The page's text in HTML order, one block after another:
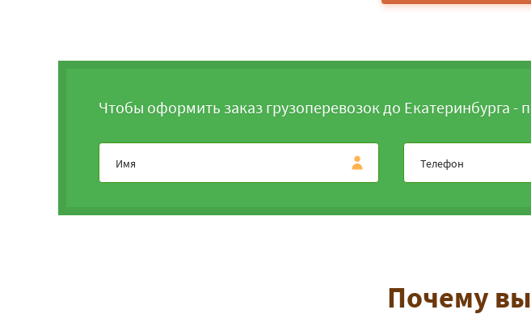
Чтобы оформить заказ грузоперевозок до Екатеринбурга -
Почему